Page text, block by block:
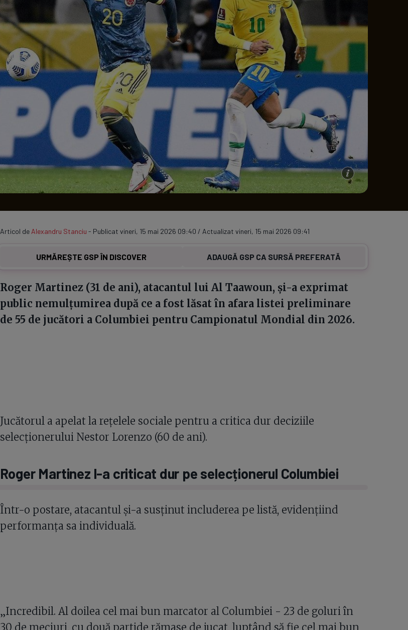
Serie A
Echipe Meciuri Clasament
Program TV
Articol de Alexandru Stanciu - Publicat vineri, 15 mai 2026 09:40 / Actualizat vineri, 15 mai 2026 09:41
URMĂREȘTE GSP ÎN DISCOVER ADAUGĂ GSP CA SURSĂ PREFERATĂ
Roger Martinez (31 de ani), atacantul lui Al Taawoun, și-a exprimat
public nemulțumirea după ce a fost lăsat în afara listei preliminare
de 55 de jucători a Columbiei pentru Campionatul Mondial din 2026.
Jucătorul a apelat la rețelele sociale pentru a critica dur deciziile
selecționerului Nestor Lorenzo (60 de ani).
Roger Martinez l-a criticat dur pe selecționerul Columbiei
Într-o postare, atacantul și-a susținut includerea pe listă, evidențiind
performanța sa individuală.
„Incredibil. Al doilea cel mai bun marcator al Columbiei - 23 de goluri în
30 de meciuri, cu două partide rămase de jucat, luptând să fie cel mai bun